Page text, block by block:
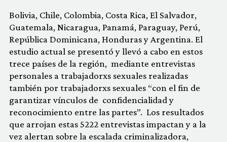
Bolivia, Chile, Colombia, Costa Rica, El Salvador,
Guatemala, Nicaragua, Panamá, Paraguay, Perú,
República Dominicana, Honduras y Argentina. El
estudio actual se presentó y llevó a cabo en estos
trece países de la región, mediante entrevistas
personales a trabajadorxs sexuales realizadas
también por trabajadorxs sexuales “con el fin de
garantizar vínculos de confidencialidad y
reconocimiento entre las partes”. Los resultados
que arrojan estas 5222 entrevistas impactan y a la
vez alertan sobre la escalada criminalizadora,